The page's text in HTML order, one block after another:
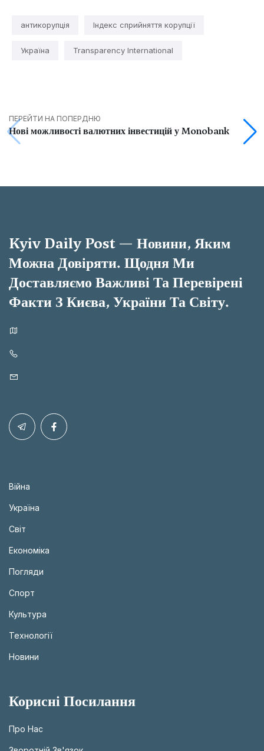
антикорупція Індекс сприйняття корупції
Україна Transparency International
ПЕРЕЙТИ НА ПОПЕРДНЮ
Нові можливості валютних інвестицій у Monobank
Kyiv Daily Post — Новини, Яким
Можна Довіряти. Щодня Ми
Доставляємо Важливі Та Перевірені
Факти З Києва, України Та Світу.
Війна
Україна
Світ
Економіка
Погляди
Спорт
Культура
Технології
Новини
Корисні Посилання
Про Нас